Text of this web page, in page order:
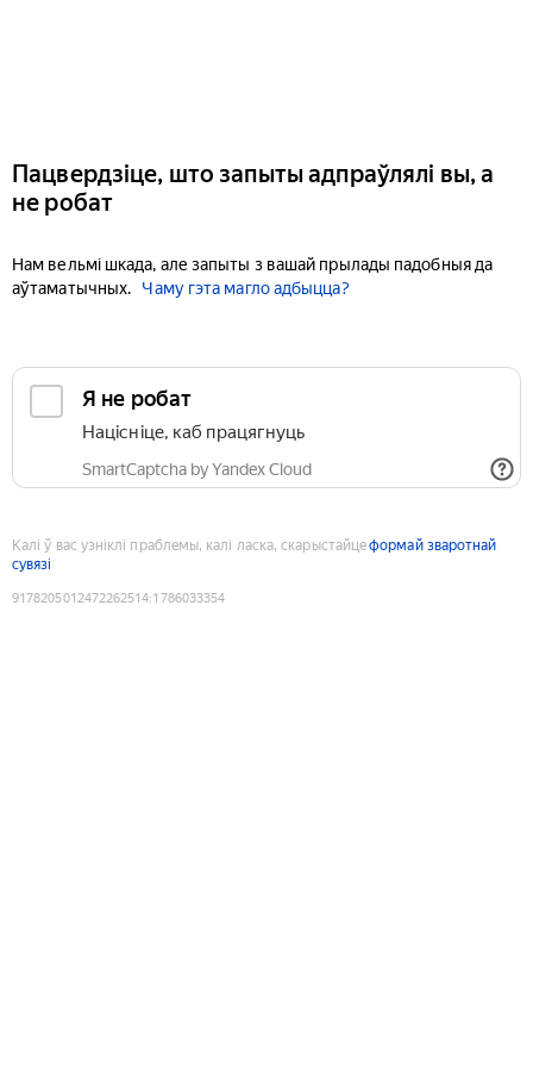
Пацвердзіце, што запыты адпраўлялі вы, а
не робат
Нам вельмі шкада, але запыты з вашай прылады падобныя да
аўтаматычных.
Чаму гэта магло адбыцца?
Я не робат
Націсніце, каб працягнуць
SmartCaptcha by Yandex Cloud
Калі ў вас узніклі праблемы, калі ласка, скарыстайцеформай зваротнай
сувязі
9178205012472262514:1786033354